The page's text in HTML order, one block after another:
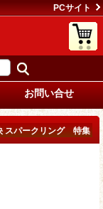
PCサイト
お問い合せ
スパークリング 特集